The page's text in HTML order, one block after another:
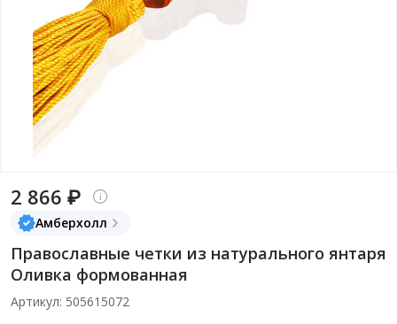
2 866 ₽
Амберхолл
Православные четки из натурального янтаря
Оливка формованная
Артикул: 505615072